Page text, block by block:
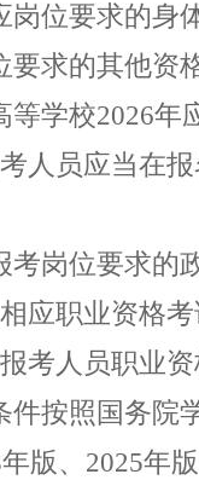
岗位要求的身
要求的其他资
等学校2026年
人员应当在
考岗位要求的
应职业资格
考人员职业
件按照国务院
年版、 2025年